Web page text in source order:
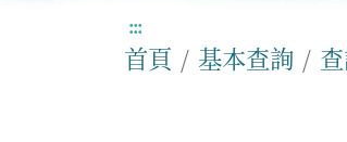
:::
首頁 基本查詢